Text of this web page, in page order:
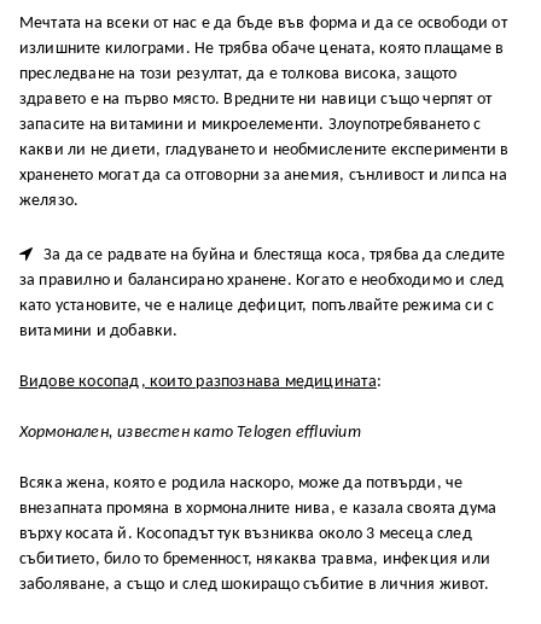
Мечтата на всеки от нас е да бъде във форма и да се освободи от
излишните килограми. Не трябва обаче цената, която плащаме в
преследване на този резултат, да е толкова висока, защото
здравето е на първо място. Вредните ни навици също черпят от
запасите на витамини и микроелементи. Злоупотребяването с
какви ли не диети, гладуването и необмислените експерименти в
храненето могат да са отговорни за анемия, сънливост и липса на
желязо.

За да се радвате на буйна и блестяща коса, трябва да следите
за правилно и балансирано хранене. Когато е необходимо и след
като установите, че е налице дефицит, попълвайте режима си с
витамини и добавки.
Видове косопад, които разпознава медицината:
Хормонален, известен като Telogen effluvium
Всяка жена, която е родила наскоро, може да потвърди, че
внезапната промяна в хормоналните нива, е казала своята дума
върху косата й. Косопадът тук възниква около 3 месеца след
събитието, било то бременност, някаква травма, инфекция или
заболяване, а също и след шокиращо събитие в личния живот.